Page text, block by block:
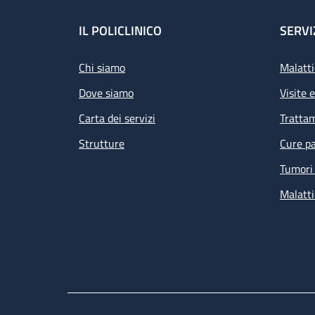
Footer
IL POLICLINICO
Chi siamo
Dove siamo
Carta dei servizi
Strutture
Visite
Cure